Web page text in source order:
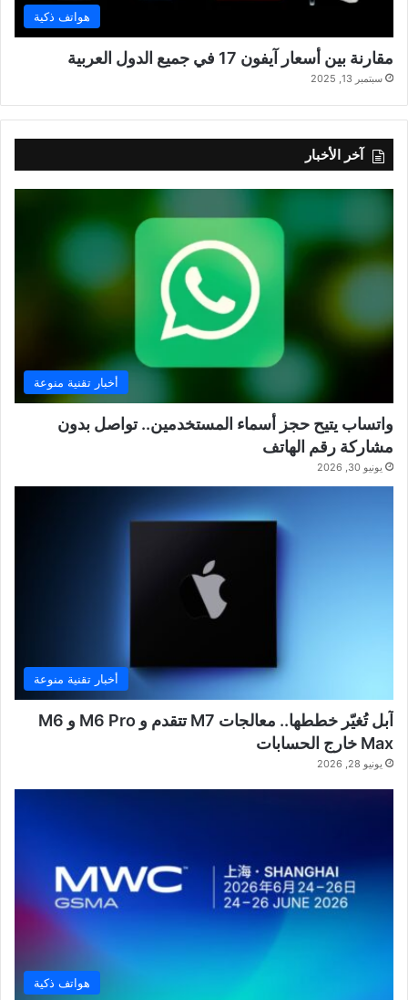
هواتف ذكية
مقارنة بين أسعار آيفون 17 في جميع الدول العربية
سبتمبر 13, 2025
آخر الأخبار
أخبار تقنية منوعة
واتساب يتيح حجز أسماء المستخدمين.. تواصل بدون
مشاركة رقم الهاتف
يونيو 30, 2026
أخبار تقنية منوعة
آبل تُغيّر خططها.. معالجات M7 تتقدم و M6 Pro و M6
Max خارج الحسابات
يونيو 28, 2026
هواتف ذكية